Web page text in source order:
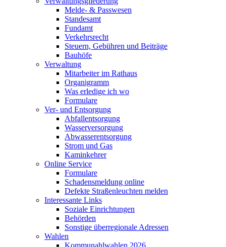
Melde- & Passwesen
Standesamt
Fundamt
Verkehrsrecht
Steuern, Gebühren und Beiträge
Bauhöfe
Verwaltung
Mitarbeiter im Rathaus
Organigramm
Was erledige ich wo
Formulare
Ver- und Entsorgung
Abfallentsorgung
Wasserversorgung
Abwasserentsorgung
Strom und Gas
Kaminkehrer
Online Service
Formulare
Schadensmeldung online
Defekte Straßenleuchten melden
Interessante Links
Soziale Einrichtungen
Behörden
Sonstige überregionale Adressen
Wahlen
Kommunahlwahlen 2026